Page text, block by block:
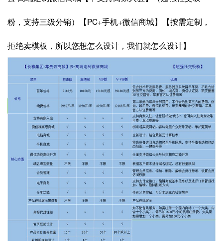
粉，支持三级分销）【PC+手机+微信商城】【按需定制，
拒绝卖模板，所以您想怎么设计，我们就怎么设计】